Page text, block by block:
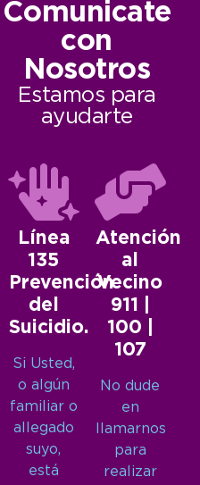
Comunicate
con
Nosotros
Estamos para
ayudarte
Línea
135
Prevención
del
Suicidio.
Si Usted,
o algún
familiar o
allegado
suyo,
está
Atención
al
Vecino
911 |
100 |
107
No dude
en
llamarnos
para
realizar